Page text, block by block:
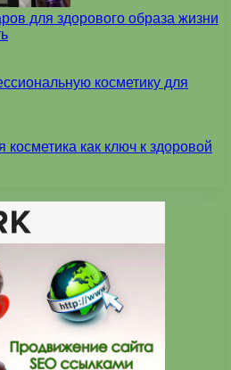
для здорового образа жизни
косметику для
как ключ к здоровой